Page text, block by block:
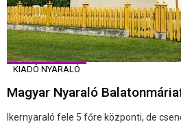
KIADÓ NYARALÓ
Magyar Nyaraló
Ikernyaraló fele 5 főre központi, de